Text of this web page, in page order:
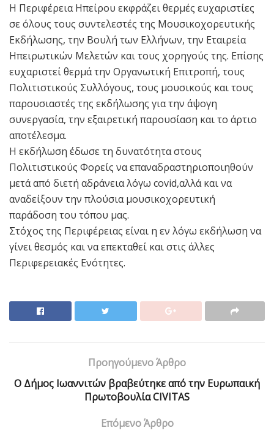
Η Περιφέρεια Ηπείρου εκφράζει θερμές ευχαριστίες
σε όλους τους συντελεστές της Μουσικοχορευτικής
Εκδήλωσης, την Βουλή των Ελλήνων, την Εταιρεία
Ηπειρωτικών Μελετών και τους χορηγούς της. Επίσης
ευχαριστεί θερμά την Οργανωτική Επιτροπή, τους
Πολιτιστικούς Συλλόγους, τους μουσικούς και τους
παρουσιαστές της εκδήλωσης για την άψογη
συνεργασία, την εξαιρετική παρουσίαση και το άρτιο
αποτέλεσμα.
Η εκδήλωση έδωσε τη δυνατότητα στους
Πολιτιστικούς Φορείς να επαναδραστηριοποιηθούν
μετά από διετή αδράνεια λόγω covid,αλλά και να
αναδείξουν την πλούσια μουσικοχορευτική
παράδοση του τόπου μας.
Στόχος της Περιφέρειας είναι η εν λόγω εκδήλωση να
γίνει θεσμός και να επεκταθεί και στις άλλες
Περιφερειακές Ενότητες.
Προηγούμενο Άρθρο
Ο Δήμος Ιωαννιτών βραβεύτηκε από την Ευρωπαική
Πρωτοβουλία CIVITAS
Επόμενο Άρθρο